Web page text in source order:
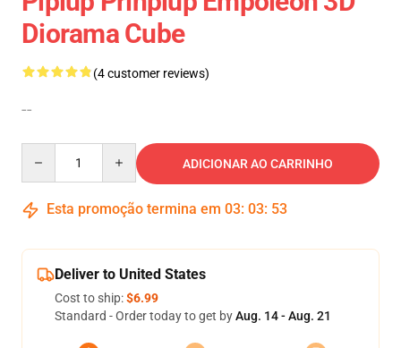
Diorama Cube
(4 customer reviews)
--
ADICIONAR AO CARRINHO
Esta promoção termina em 03: 03: 53
Deliver to United States
Cost to ship:$6.99
Standard - Order today to get byAug. 14 - Aug. 21